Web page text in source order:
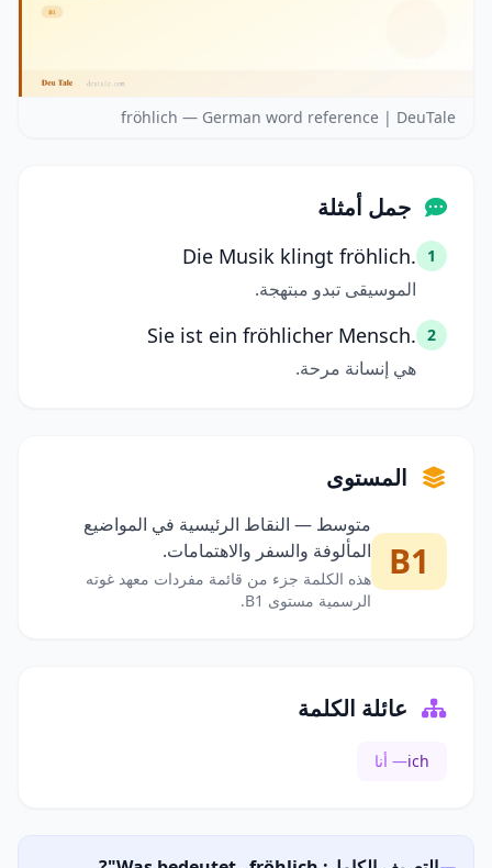
fröhlich — German word reference | DeuTale
جمل أمثلة
1
Die Musik klingt fröhlich.
الموسيقى تبدو مبتهجة.
2
Sie ist ein fröhlicher Mensch.
هي إنسانة مرحة.
المستوى
B1
متوسط — النقاط الرئيسية في المواضيع
المألوفة والسفر والاهتمامات.
هذه الكلمة جزء من قائمة مفردات معهد غوته
الرسمية مستوى B1.
عائلة الكلمة
ich— أنا